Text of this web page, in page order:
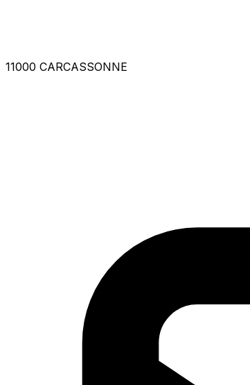
11000 CARCASSONNE